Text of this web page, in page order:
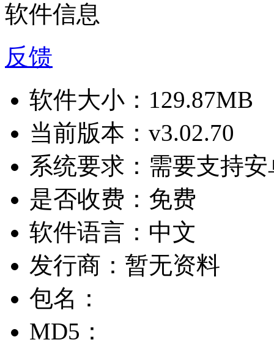
软件信息
反馈
软件大小： 129.87MB
当前版本： v3.02.70
系统要求： 需要支持
是否收费： 免费
软件语言： 中文
发行商： 暂无资料
包名：
MD5：